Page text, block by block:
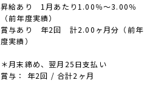
昇給あり 1月あたり1.00％〜3.00％
（前年度実績）
賞与あり 年2回 計2.00ヶ月分（前年
度実績）
＊月末締め、翌月25日支払い
賞与： 年2回 / 合計2ヶ月